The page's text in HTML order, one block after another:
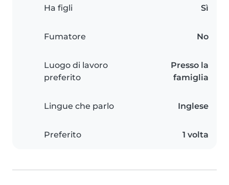
Ha figli Sì
Fumatore No
Luogo di lavoro
preferito
Presso la
famiglia
Lingue che parlo Inglese
Preferito 1 volta